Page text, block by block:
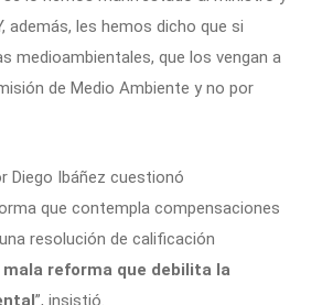
además, les hemos dicho que si
medioambientales, que los vengan a
de Medio Ambiente y no por
Diego Ibáñez cuestionó
que contempla compensaciones
resolución de calificación
mala reforma que debilita la
”, insistió.